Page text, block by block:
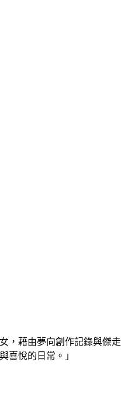
，藉由夢向創作記錄與傑走
喜悅的日常。」